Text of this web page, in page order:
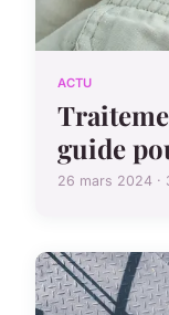
ACTU
guide
26 mars 2024 ·